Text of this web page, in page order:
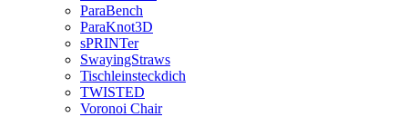
ParaBench
ParaKnot3D
sPRINTer
SwayingStraws
Tischleinsteckdich
TWISTED
Voronoi Chair